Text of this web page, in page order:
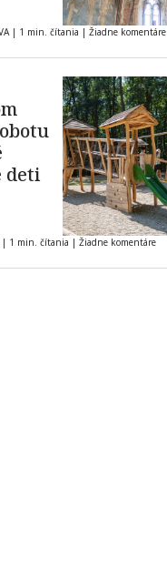
| 1 min. čítania | Žiadne komentáre
deti
| 1 min. čítania | Žiadne komentáre